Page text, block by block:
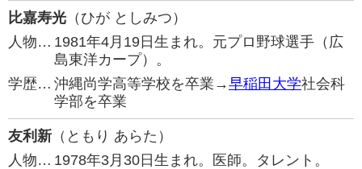
比嘉寿光 （ひが としみつ）
人物… 1981年4月19日生まれ。元プロ野球選手（広
島東洋カープ）。
学歴… 沖縄尚学高等学校を卒業→早稲田大学社会科
学部を卒業
友利新 （ともり あらた）
人物… 1978年3月30日生まれ。医師。タレント。